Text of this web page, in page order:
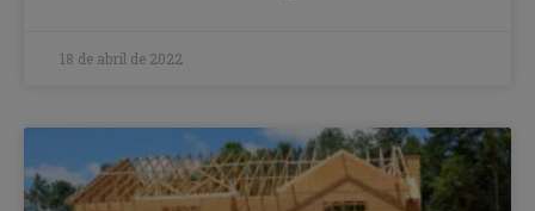
18 de abril de 2022